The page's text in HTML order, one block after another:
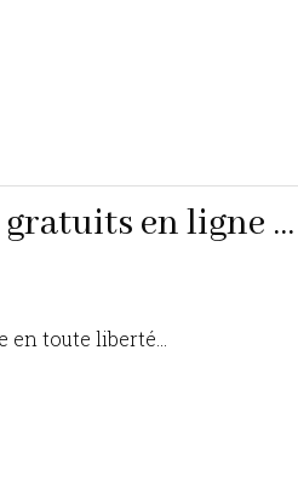
en ligne ...
toute liberté...